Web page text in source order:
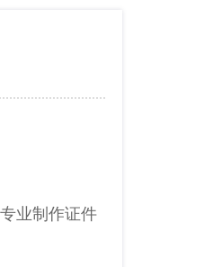
业制作证件